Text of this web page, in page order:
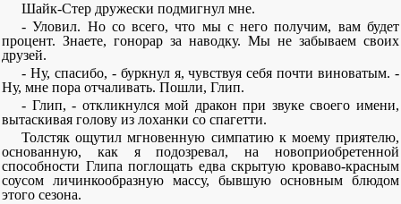
Шайк-Стер дружески подмигнул мне.
- Уловил. Но со всего, что мы с него получим, вам будет
процент. Знаете, гонорар за наводку. Мы не забываем своих
друзей.
- Ну, спасибо, - буркнул я, чувствуя себя почти виноватым. -
Ну, мне пора отчаливать. Пошли, Глип.
- Глип, - откликнулся мой дракон при звуке своего имени,
вытаскивая голову из лоханки со спагетти.
Толстяк ощутил мгновенную симпатию к моему приятелю,
основанную, как я подозревал, на новоприобретенной
способности Глипа поглощать едва скрытую кроваво-красным
соусом личинкообразную массу, бывшую основным блюдом
этого сезона.